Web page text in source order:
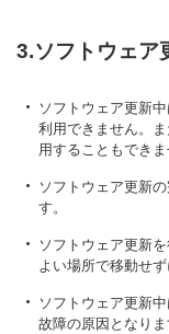
3.ソフトウェア
ソフトウェア更新
利用できません。
用することもできま
ソフトウェア更新
す。
ソフトウェア更新
よい場所で移動せず
ソフトウェア更新
故障の原因となりま